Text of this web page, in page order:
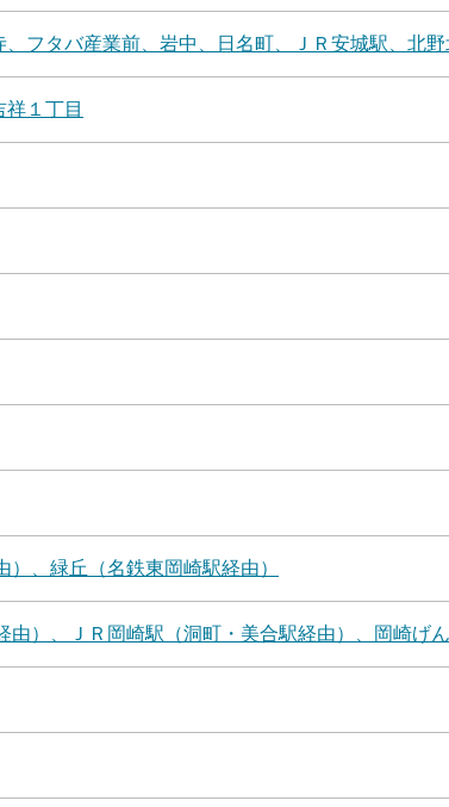
フタバ産業前、岩中、日名町、ＪＲ安城駅、北
１丁目
、緑丘（名鉄東岡崎駅経由）
）、ＪＲ岡崎駅（洞町・美合駅経由）、岡崎げ